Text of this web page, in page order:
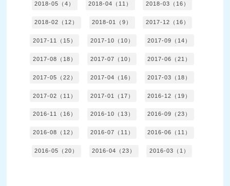
2018-05（4） 2018-04（11） 2018-03（16）
2018-02（12） 2018-01（9） 2017-12（16）
2017-11（15） 2017-10（10） 2017-09（14）
2017-08（18） 2017-07（10） 2017-06（21）
2017-05（22） 2017-04（16） 2017-03（18）
2017-02（11） 2017-01（17） 2016-12（19）
2016-11（16） 2016-10（13） 2016-09（23）
2016-08（12） 2016-07（11） 2016-06（11）
2016-05（20） 2016-04（23） 2016-03（1）